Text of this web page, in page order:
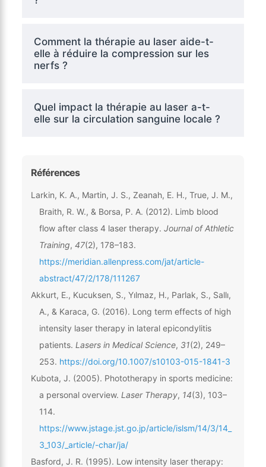
Comment la thérapie au laser aide-t-
elle à réduire la compression sur les
nerfs ?
Quel impact la thérapie au laser a-t-
elle sur la circulation sanguine locale ?
Références
Larkin, K. A., Martin, J. S., Zeanah, E. H., True, J. M.,
Braith, R. W., & Borsa, P. A. (2012). Limb blood
flow after class 4 laser therapy. Journal of Athletic
Training, 47(2), 178–183.
https://meridian.allenpress.com/jat/article-
abstract/47/2/178/111267
Akkurt, E., Kucuksen, S., Yılmaz, H., Parlak, S., Sallı,
A., & Karaca, G. (2016). Long term effects of high
intensity laser therapy in lateral epicondylitis
patients. Lasers in Medical Science, 31(2), 249–
253. https://doi.org/10.1007/s10103-015-1841-3
Kubota, J. (2005). Phototherapy in sports medicine:
a personal overview. Laser Therapy, 14(3), 103–
114.
https://www.jstage.jst.go.jp/article/islsm/14/3/14_
3_103/_article/-char/ja/
Basford, J. R. (1995). Low intensity laser therapy: